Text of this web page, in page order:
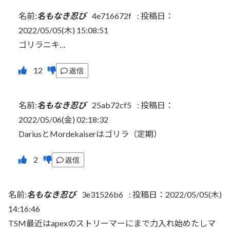
名前:名もなき忍び 4e716672f : 投稿日：
2022/05/05(木) 15:08:51
ゴリラニキ…
返信
名前:名もなき忍び 25ab72cf5 : 投稿日：
2022/05/06(金) 02:18:32
DariusとMordekaiserはゴリラ（定期）
返信
名前:名もなき忍び 3e31526b6 : 投稿日：2022/05/05(木)
14:16:46
TSM最近はapexのストリーマーにまで力入れ始めたしマ